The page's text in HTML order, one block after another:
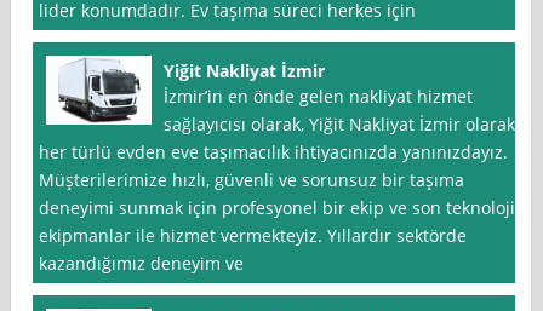
lider konumdadır. Ev taşıma süreci herkes için
Yiğit Nakliyat İzmir
İzmir’in en önde gelen nakliyat hizmet
sağlayıcısı olarak, Yiğit Nakliyat İzmir olarak
her türlü evden eve taşımacılık ihtiyacınızda yanınızdayız.
Müşterilerimize hızlı, güvenli ve sorunsuz bir taşıma
deneyimi sunmak için profesyonel bir ekip ve son teknoloji
ekipmanlar ile hizmet vermekteyiz. Yıllardır sektörde
kazandığımız deneyim ve